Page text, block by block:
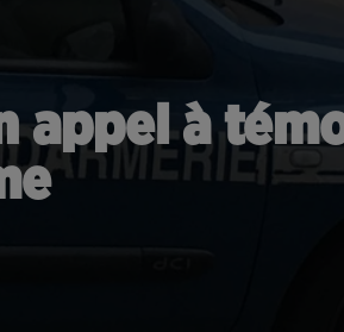
appel à